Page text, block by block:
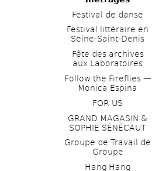
Festival de danse
Festival littéraire en
Seine-Saint-Denis
Fête des archives
aux Laboratoires
Follow the Fireflies —
Monica Espina
FOR US
GRAND MAGASIN &
SOPHIE SÉNÉCAUT
Groupe de Travail de
Groupe
Hang Hang